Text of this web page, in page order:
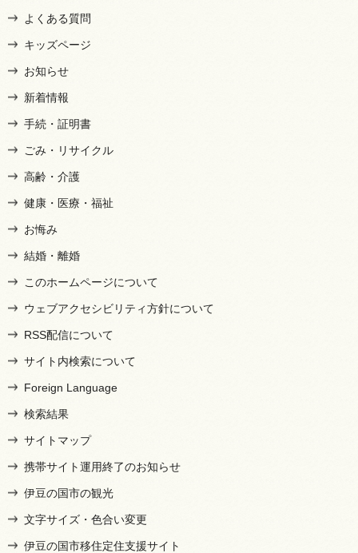
よくある質問
キッズページ
お知らせ
新着情報
手続・証明書
ごみ・リサイクル
高齢・介護
健康・医療・福祉
お悔み
結婚・離婚
このホームページについて
ウェブアクセシビリティ方針について
RSS配信について
サイト内検索について
Foreign Language
検索結果
サイトマップ
携帯サイト運用終了のお知らせ
伊豆の国市の観光
文字サイズ・色合い変更
伊豆の国市移住定住支援サイト